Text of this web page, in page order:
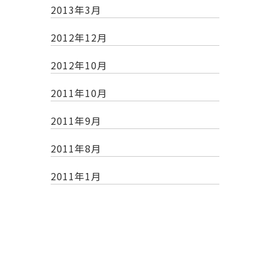
2013年3月
2012年12月
2012年10月
2011年10月
2011年9月
2011年8月
2011年1月